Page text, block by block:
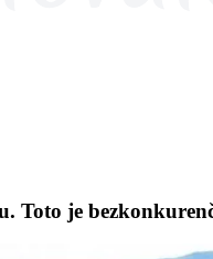
Toto je